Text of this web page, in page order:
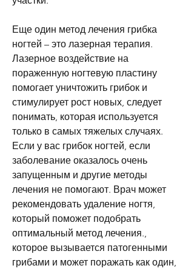
Еще один метод лечения грибка
ногтей – это лазерная терапия.
Лазерное воздействие на
пораженную ногтевую пластину
помогает уничтожить грибок и
стимулирует рост новых, следует
понимать, которая используется
только в самых тяжелых случаях.
Если у вас грибок ногтей, если
заболевание оказалось очень
запущенным и другие методы
лечения не помогают. Врач может
рекомендовать удаление ногтя,
который поможет подобрать
оптимальный метод лечения.,
которое вызывается патогенными
грибами и может поражать как один,